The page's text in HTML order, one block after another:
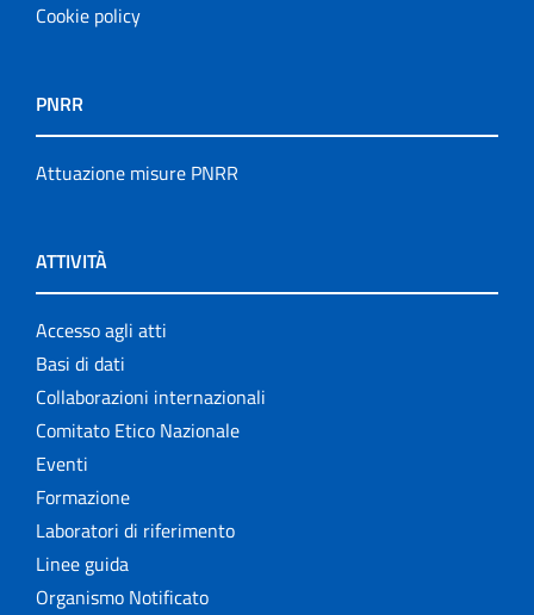
Cookie policy
PNRR
Attuazione misure PNRR
ATTIVITÀ
Accesso agli atti
Basi di dati
Collaborazioni internazionali
Comitato Etico Nazionale
Eventi
Formazione
Laboratori di riferimento
Linee guida
Organismo Notificato